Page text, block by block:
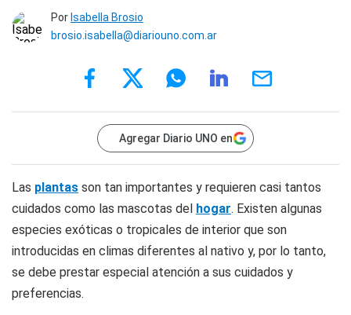
Por Isabella Brosio
brosio.isabella@diariouno.com.ar
Agregar Diario UNO en
Las plantas son tan importantes y requieren casi tantos
cuidados como las mascotas del hogar. Existen algunas
especies exóticas o tropicales de interior que son
introducidas en climas diferentes al nativo y, por lo tanto,
se debe prestar especial atención a sus cuidados y
preferencias.